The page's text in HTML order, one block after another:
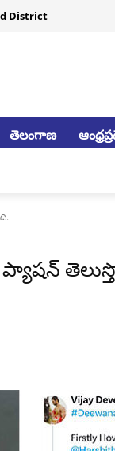
District
తెలంగాణ